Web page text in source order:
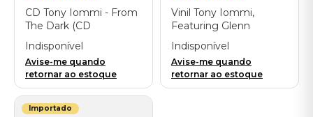
CD Tony Iommi - From
The Dark (CD
Mediabook) -
Importado
Indisponível
Avise-me quando
retornar ao estoque
Vinil Tony Iommi,
Featuring Glenn
Hughes - Fused (2LP
Blue Cobalt) -
Importado
Indisponível
Avise-me quando
retornar ao estoque
Importado